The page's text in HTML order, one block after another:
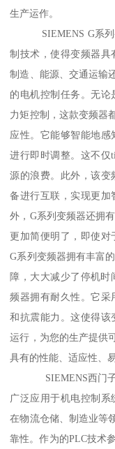
生产运作。
SIEMENS G系列变
制技术，使得变频器具
制造、能源、交通运输
的电机控制任务。无论
力矩控制，这款变频器
应性。它能够智能地
进行即时调整。这不仅
源的浪费。此外，该变
备进行互联，实现更加
外，G系列变频器还拥
更加简便明了，即使对
G系列变频器拥有丰富
障，大大减少了停机时
频器拥有耐久性。它采
和抗震能力。这使得该
运行，为您的生产提供
具有的性能、适应性、
SIEMENS西门子旗
广泛应用于机电控制系
在物流仓储、制造业等
靠性。作为的PLC技术